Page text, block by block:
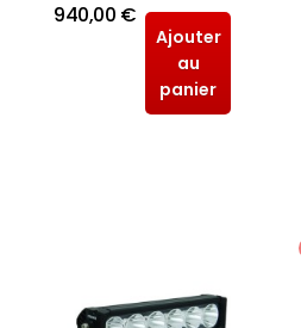
940,00 €
Ajouter
au
panier